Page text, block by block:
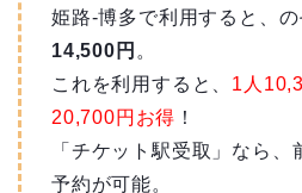
姫路-博多で利用すると、
14,500円 。
これを利用すると、 1人
20,700円お得 ！
「チケット駅受取」なら
予約が可能。